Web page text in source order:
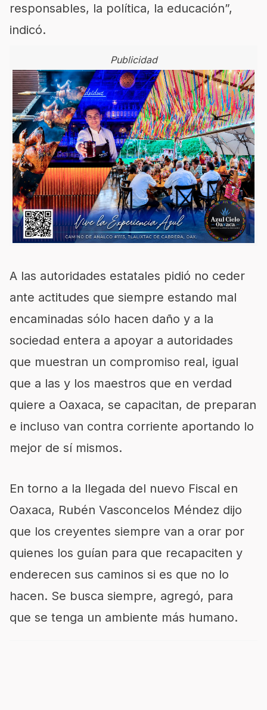
responsables, la política, la educación”,
indicó.
Publicidad
A las autoridades estatales pidió no ceder
ante actitudes que siempre estando mal
encaminadas sólo hacen daño y a la
sociedad entera a apoyar a autoridades
que muestran un compromiso real, igual
que a las y los maestros que en verdad
quiere a Oaxaca, se capacitan, de preparan
e incluso van contra corriente aportando lo
mejor de sí mismos.
En torno a la llegada del nuevo Fiscal en
Oaxaca, Rubén Vasconcelos Méndez dijo
que los creyentes siempre van a orar por
quienes los guían para que recapaciten y
enderecen sus caminos si es que no lo
hacen. Se busca siempre, agregó, para
que se tenga un ambiente más humano.